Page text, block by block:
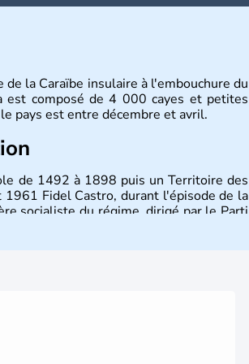
la Caraïbe insulaire à l'embouchure du
est composé de 4 000 cayes et petites
pays est entre décembre et avril.
de 1492 à 1898 puis un Territoire des
Fidel Castro, durant l'épisode de la
socialiste du régime, dirigé par le Parti